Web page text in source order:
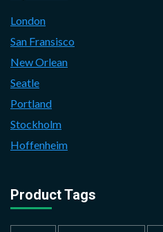
London
San Fransisco
New Orlean
Seatle
Portland
Stockholm
Hoffenheim
Product Tags